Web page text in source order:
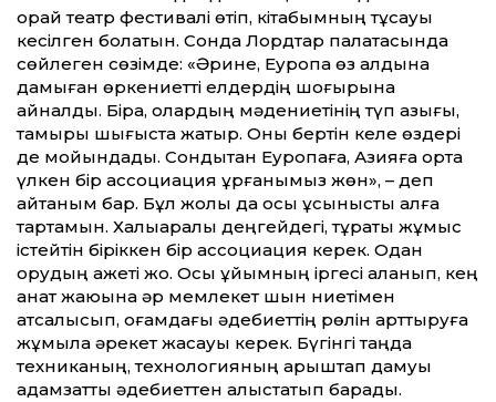
орай театр фестивалі өтіп, кітабымның тұсауы
кесілген болатын. Сонда Лордтар палатасында
сөйлеген сөзімде: «Әрине, Еуропа өз алдына
дамыған өркениетті елдердің шоғырына
айналды. Бірақ, олардың мәдениетінің түп қазығы,
тамыры шығыста жатыр. Оны бертін келе өздері
де мойындады. Сондықтан Еуропаға, Азияға ортақ
үлкен бір ассоциация құрғанымыз жөн», – деп
айтқаным бар. Бұл жолы да осы ұсынысты алға
тартамын. Халықаралық деңгейдегі, тұрақты жұмыс
істейтін біріккен бір ассоциация керек. Одан
қорқудың қажеті жоқ. Осы ұйымның іргесі қаланып, кең
қанат жаюына әр мемлекет шын ниетімен
атсалысып, қоғамдағы әдебиеттің рөлін арттыруға
жұмыла әрекет жасауы керек. Бүгінгі таңда
техниканың, технологияның қарыштап дамуы
адамзатты әдебиеттен алыстатып барады.